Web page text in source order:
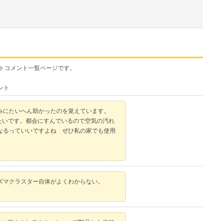
メント一覧ページです。
ト
たいへん助かったのを覚えています。
です。都会にすんでいるので空気の汚れ
るっていいですよね ぜひ私の家でも使用
クラスター自体がよくわからない。